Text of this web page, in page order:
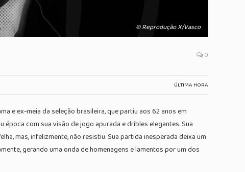
© Reprodução X/Vasco
0
ÚLTIMA HORA
e ex-meia da seleção brasileira, que partiu aos 62 anos em
época com sua visão de jogo apurada e dribles elegantes. Sua
mas, infelizmente, não resistiu. Sua partida inesperada deixa um
gerando uma onda de homenagens e lamentos por um dos